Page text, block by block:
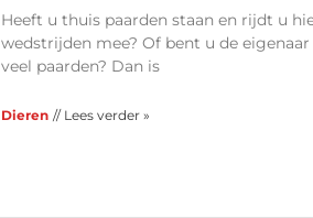
Heeft u thuis paarden staan en rijdt u
wedstrijden mee? Of bent u de
veel paarden? Dan is
Dieren // Lees verder »